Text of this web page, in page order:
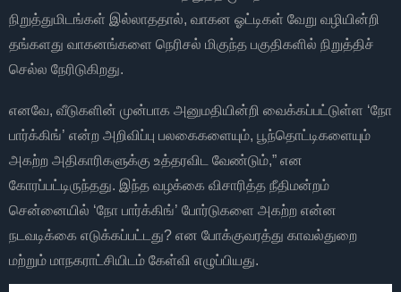
நிறுத்துமிடங்கள் இல்லாததால், வாகன ஓட்டிகள் வேறு வழியின்றி
தங்களது வாகனங்களை நெரிசல் மிகுந்த பகுதிகளில் நிறுத்திச்
செல்ல நேரிடுகிறது.
எனவே, வீடுகளின் முன்பாக அனுமதியின்றி வைக்கப்பட்டுள்ள ‘நோ
பார்க்கிங்’ என்ற அறிவிப்பு பலகைகளையும், பூந்தொட்டிகளையும்
அகற்ற அதிகாரிகளுக்கு உத்தரவிட வேண்டும்,” என
கோரப்பட்டிருந்தது. இந்த வழக்கை விசாரித்த நீதிமன்றம்
சென்னையில் ‘நோ பார்க்கிங்’ போர்டுகளை அகற்ற என்ன
நடவடிக்கை எடுக்கப்பட்டது? என போக்குவரத்து காவல்துறை
மற்றும் மாநகராட்சியிடம் கேள்வி எழுப்பியது.